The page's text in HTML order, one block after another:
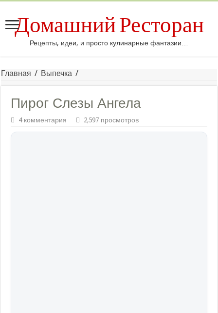
Домашний Ресторан
Рецепты, идеи, и просто кулинарные фантазии…
Главная / Выпечка /
Пирог Слезы Ангела
4 комментария 2,597 просмотров